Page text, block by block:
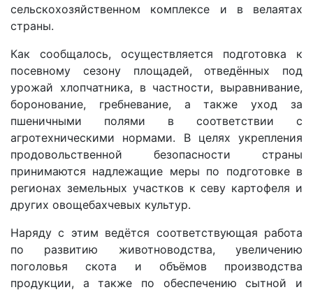
сельскохозяйственном комплексе и в велаятах
страны.
Как сообщалось, осуществляется подготовка к
посевному сезону площадей, отведённых под
урожай хлопчатника, в частности, выравнивание,
боронование, гребневание, а также уход за
пшеничными полями в соответствии с
агротехническими нормами. В целях укрепления
продовольственной безопасности страны
принимаются надлежащие меры по подготовке в
регионах земельных участков к севу картофеля и
других овощебахчевых культур.
Наряду с этим ведётся соответствующая работа
по развитию животноводства, увеличению
поголовья скота и объёмов производства
продукции, а также по обес­печению сытной и